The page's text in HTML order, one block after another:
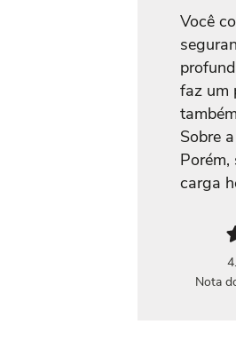
Você
faz um
Sobre
carga
Nota